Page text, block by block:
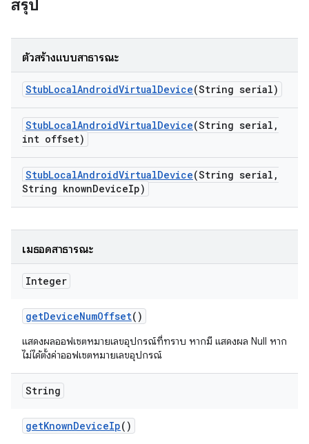
สรุป
ตัวสร้างแบบสาธารณะ
StubLocalAndroidVirtualDevice(String serial)
StubLocalAndroidVirtualDevice(String serial ,
int offset)
StubLocalAndroidVirtualDevice(String serial ,
String knownDeviceIp)
เมธอดสาธารณะ
Integer
getDeviceNumOffset()
แสดงผลออฟเซตหมายเลขอุปกรณ์ที่ทราบ หากมี แสดงผล Null หาก
ไม่ได้ตั้งค่าออฟเซตหมายเลขอุปกรณ์
String
getKnownDeviceIp()